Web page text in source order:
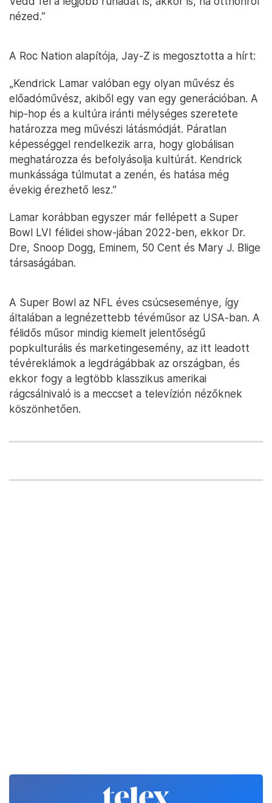
nézed.”
A Roc Nation alapítója, Jay-Z is megosztotta a hírt:
„Kendrick Lamar valóban egy olyan művész és
előadóművész, akiből egy van egy generációban. A
hip-hop és a kultúra iránti mélységes szeretete
határozza meg művészi látásmódját. Páratlan
képességgel rendelkezik arra, hogy globálisan
meghatározza és befolyásolja kultúrát. Kendrick
munkássága túlmutat a zenén, és hatása még
évekig érezhető lesz.”
Lamar korábban egyszer már fellépett a Super
Bowl LVI félidei show-jában 2022-ben, ekkor Dr.
Dre, Snoop Dogg, Eminem, 50 Cent és Mary J. Blige
társaságában.
A Super Bowl az NFL éves csúcseseménye, így
általában a legnézettebb tévéműsor az USA-ban. A
félidős műsor mindig kiemelt jelentőségű
popkulturális és marketingesemény, az itt leadott
tévéreklámok a legdrágábbak az országban, és
ekkor fogy a legtöbb klasszikus amerikai
rágcsálnivaló is a meccset a televízión nézőknek
köszönhetően.